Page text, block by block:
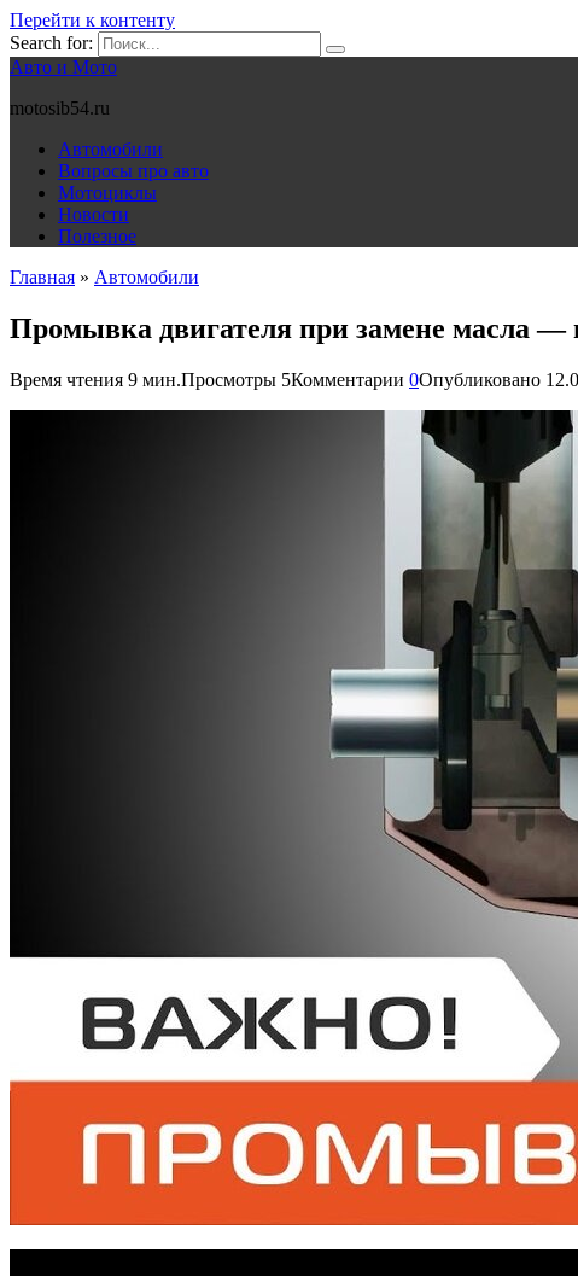
Перейти к контенту
Search for:
Авто и Мото
motosib54.ru
Автомобили
Вопросы про авто
Мотоциклы
Новости
Полезное
Главная » Автомобили
Промывка двигателя при замене масла —
Время чтения 9 мин.Просмотры 5Комментарии 0Опубликовано